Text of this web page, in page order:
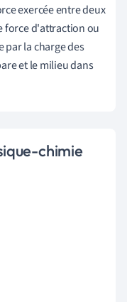
exercée entre deux
force d'attraction ou
la charge des
et le milieu dans
chimie